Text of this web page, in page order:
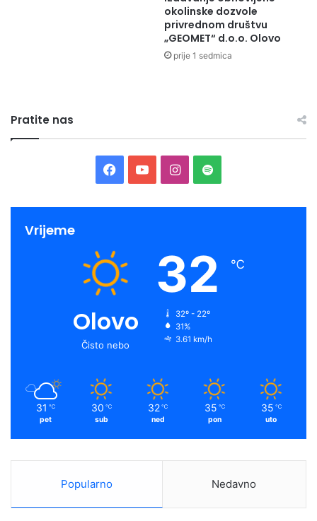
okolinske dozvole
privrednom društvu
„GEOMET“ d.o.o. Olovo
prije 1 sedmica
Pratite nas
Facebook
YouTubeInstagram
Spotify
Vrijeme
Olovo
Čisto nebo
32 ℃
32º - 22º
31%
3.61 km/h
31 ℃
pet
30 ℃
sub
32 ℃
ned
35 ℃
pon
35 ℃
uto
Popularno Nedavno